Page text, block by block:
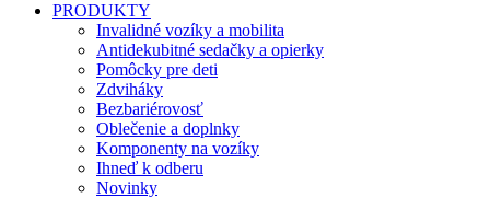
PRODUKTY
Invalidné vozíky a mobilita
Antidekubitné sedačky a opierky
Pomôcky pre deti
Zdviháky
Bezbariérovosť
Oblečenie a doplnky
Komponenty na vozíky
Ihneď k odberu
Novinky